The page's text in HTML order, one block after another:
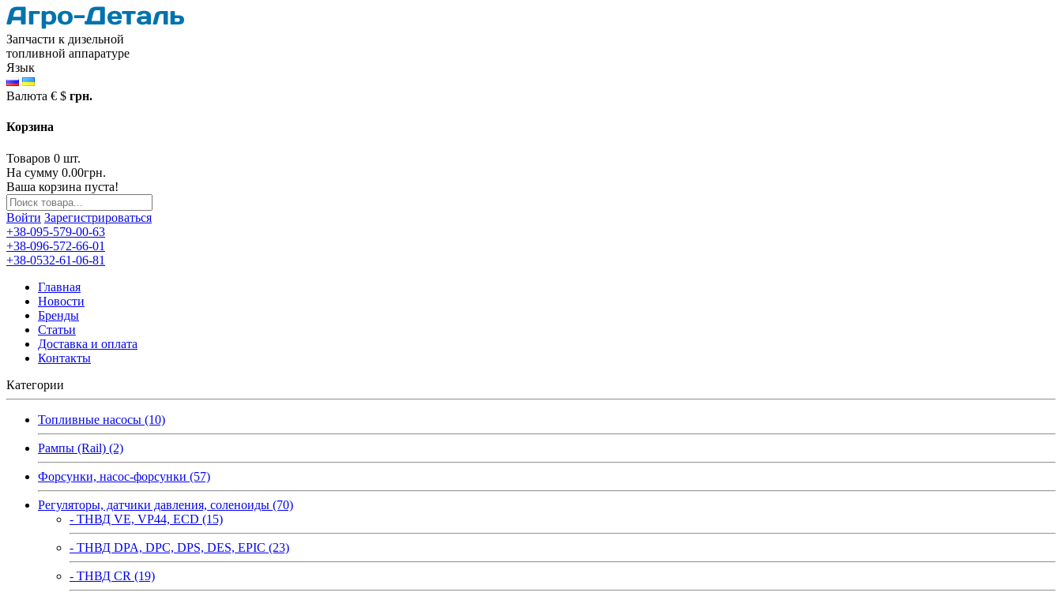
Запчасти к дизельной
топливной аппаратуре
Язык
Валюта € $ грн.
Корзина
Товаров 0 шт.
На сумму 0.00грн.
Ваша корзина пуста!
Войти Зарегистрироваться
+38-095-579-00-63
+38-096-572-66-01
+38-0532-61-06-81
Главная
Новости
Бренды
Статьи
Доставка и оплата
Контакты
Категории
Топливные насосы (10)
Рампы (Rail) (2)
Форсунки, насос-форсунки (57)
Регуляторы, датчики давления, соленоиды (70)
- ТНВД VE, VP44, ECD (15)
- ТНВД DPA, DPC, DPS, DES, EPIC (23)
- ТНВД CR (19)